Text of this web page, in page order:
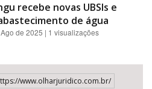
recebe novas UBSIs e
de água
de 2025 | 1 visualizações
www.olharjuridico.com.br/